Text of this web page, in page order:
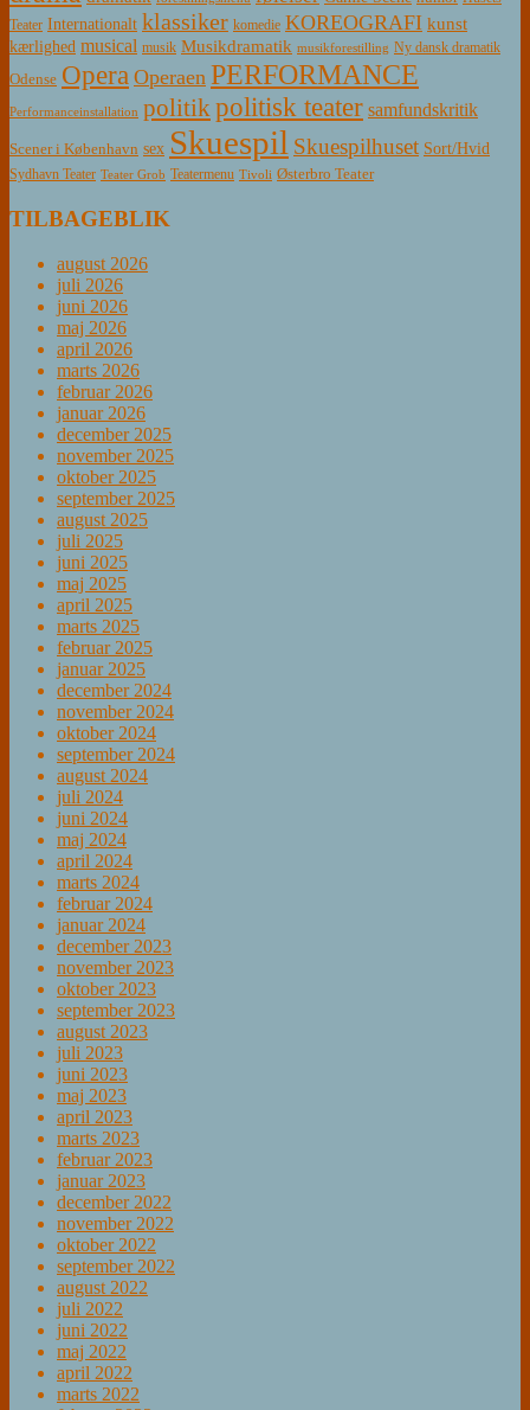
Teater Internationalt klassiker komedie KOREOGRAFI kunst
kærlighed musical musik Musikdramatik musikforestilling Ny dansk dramatik
Odense Opera Operaen PERFORMANCE
Performanceinstallation politikpolitisk teater samfundskritik
Scener i København sex Skuespil Skuespilhuset Sort/Hvid
Sydhavn Teater Teater Grob Teatermenu Tivoli Østerbro Teater
TILBAGEBLIK
august 2026
juli 2026
juni 2026
maj 2026
april 2026
marts 2026
februar 2026
januar 2026
december 2025
november 2025
oktober 2025
september 2025
august 2025
juli 2025
juni 2025
maj 2025
april 2025
marts 2025
februar 2025
januar 2025
december 2024
november 2024
oktober 2024
september 2024
august 2024
juli 2024
juni 2024
maj 2024
april 2024
marts 2024
februar 2024
januar 2024
december 2023
november 2023
oktober 2023
september 2023
august 2023
juli 2023
juni 2023
maj 2023
april 2023
marts 2023
februar 2023
januar 2023
december 2022
november 2022
oktober 2022
september 2022
august 2022
juli 2022
juni 2022
maj 2022
april 2022
marts 2022